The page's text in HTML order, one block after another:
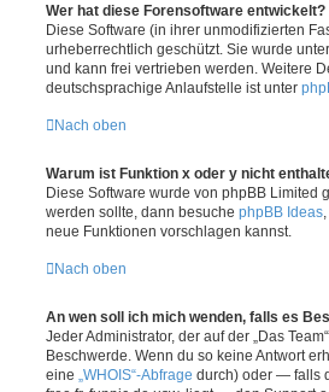
Wer hat diese Forensoftware entwickelt?
Diese Software (in ihrer unmodifizierten
urheberrechtlich geschützt. Sie wurde
und kann frei vertrieben werden. Weitere
deutschsprachige Anlaufstelle ist unter
Nach oben
Warum ist Funktion x oder y nicht
Diese Software wurde von phpBB Limited
werden sollte, dann besuche phpBB Ideas
neue Funktionen vorschlagen kannst.
Nach oben
An wen soll ich mich wenden, falls es
Jeder Administrator, der auf der „Das
Beschwerde. Wenn du so keine Antwort
eine „WHOIS“-Abfrage durch) oder — falls